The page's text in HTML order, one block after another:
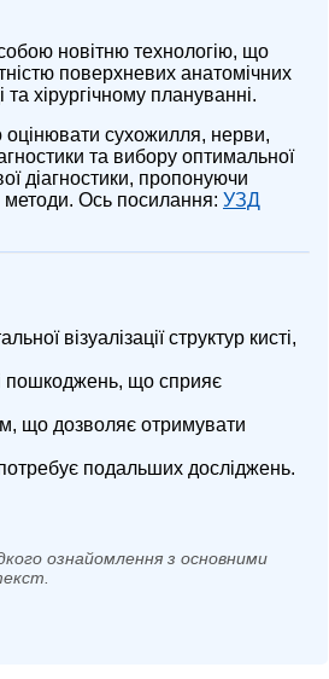
новітню технологію, що
поверхневих анатомічних
хірургічному плануванні.
оцінювати сухожилля, нерви,
та вибору оптимальної
діагностики, пропонуючи
методи. Ось посилання: УЗД
візуалізації структур кисті,
пошкоджень, що сприяє
що дозволяє отримувати
потребує подальших досліджень.
ознайомлення з основними